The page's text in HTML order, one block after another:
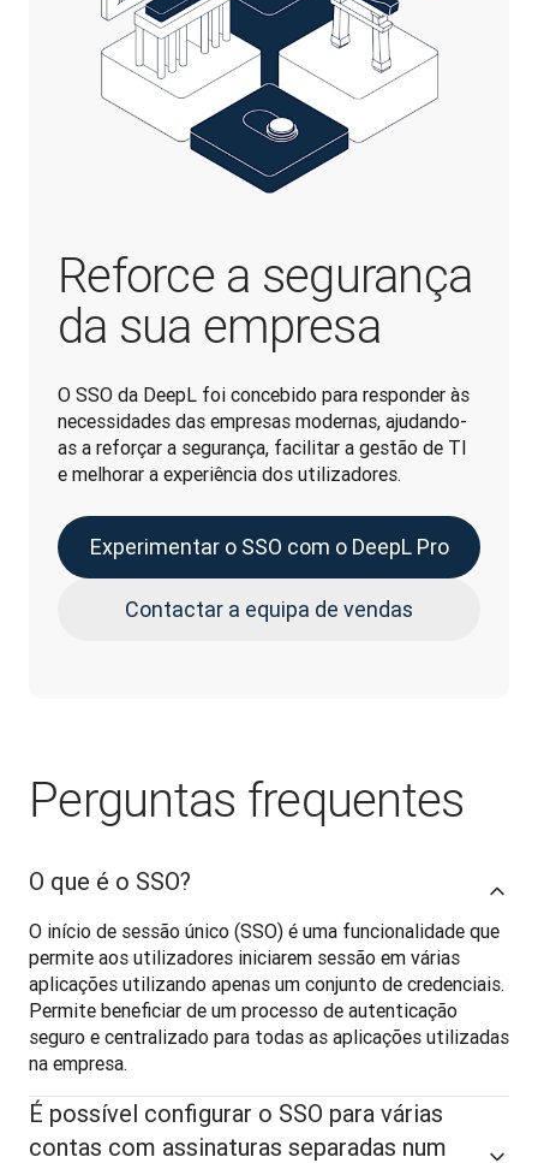
Reforce a segurança
da sua empresa
O SSO da DeepL foi concebido para responder às
necessidades das empresas modernas, ajudando-
as a reforçar a segurança, facilitar a gestão de TI
e melhorar a experiência dos utilizadores.
Experimentar o SSO com o DeepL Pro
Contactar a equipa de vendas
Perguntas frequentes
O que é o SSO?
O início de sessão único (SSO) é uma funcionalidade que
permite aos utilizadores iniciarem sessão em várias
aplicações utilizando apenas um conjunto de credenciais.
Permite beneficiar de um processo de autenticação
seguro e centralizado para todas as aplicações utilizadas
na empresa.
É possível configurar o SSO para várias
contas com assinaturas separadas num